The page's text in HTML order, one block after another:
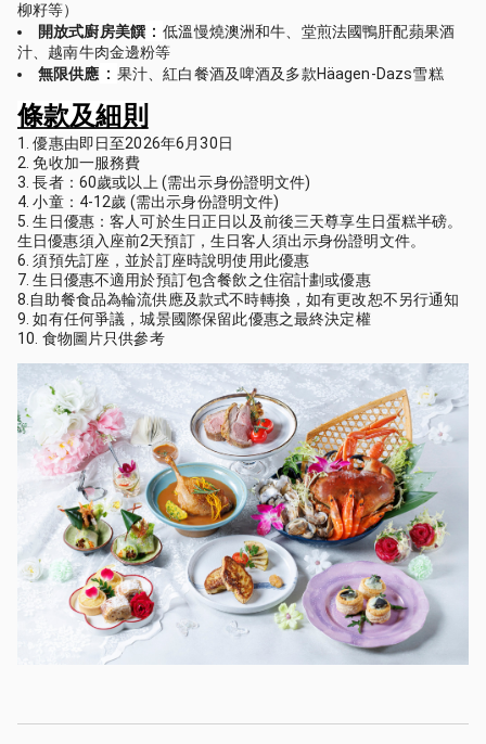
柳籽等）
開放式廚房美饌 ：低溫慢燒澳洲和牛、堂煎法國鴨肝配蘋果酒
汁、越南牛肉金邊粉等
無限供應 ： 果汁、紅白餐酒及啤酒及多款Häagen-Dazs雪糕
條款及細則
1. 優惠由即日至2026年6月30日
2. 免收加一服務費
3. 長者：60歲或以上 (需出示身份證明文件)
4. 小童：4-12歲 (需出示身份證明文件)
5. 生日優惠：客人可於生日正日以及前後三天尊享生日蛋糕半磅。
生日優惠須入座前2天預訂，生日客人須出示身份證明文件。
6. 須預先訂座，並於訂座時說明使用此優惠
7. 生日優惠不適用於預訂包含餐飲之住宿計劃或優惠
8.自助餐食品為輪流供應及款式不時轉換，如有更改恕不另行通知
9. 如有任何爭議，城景國際保留此優惠之最終決定權
10. 食物圖片只供參考